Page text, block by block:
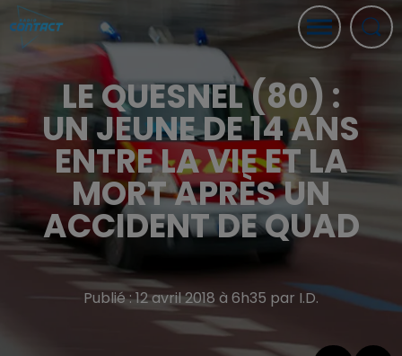
LE QUESNEL (80) :
UN JEUNE DE 14 ANS
ENTRE LA VIE ET LA
MORT APRÈS UN
ACCIDENT DE QUAD
Publié : 12 avril 2018 à 6h35 par I.D.